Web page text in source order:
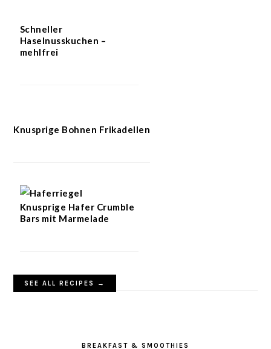
Schneller
Haselnusskuchen –
mehlfrei
Knusprige Bohnen Frikadellen
Knusprige Hafer Crumble
Bars mit Marmelade
SEE ALL RECIPES →
BREAKFAST & SMOOTHIES